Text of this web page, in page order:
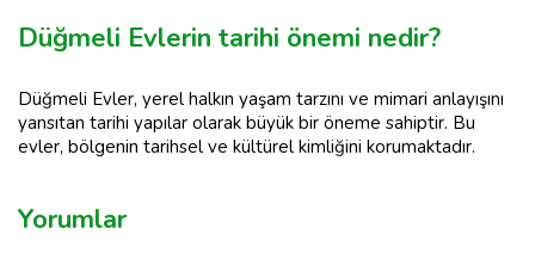
Düğmeli Evlerin tarihi önemi nedir?
Düğmeli Evler, yerel halkın yaşam tarzını ve mimari anlayışını
yansıtan tarihi yapılar olarak büyük bir öneme sahiptir. Bu
evler, bölgenin tarihsel ve kültürel kimliğini korumaktadır.
Yorumlar